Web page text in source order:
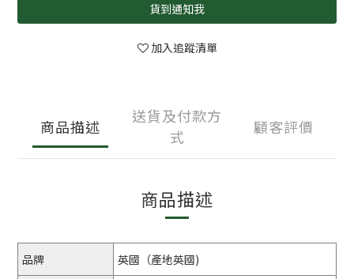
貨到通知我
加入追蹤清單
商品描述
送貨及付款方
式
顧客評價
商品描述
品牌 英國（產地英國)